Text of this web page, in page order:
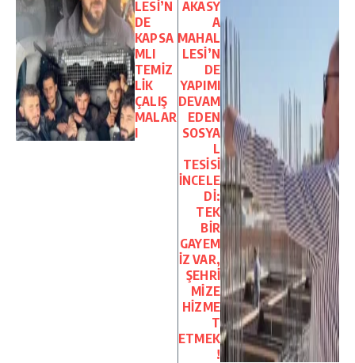
LESİ’N
DE
KAPSA
MLI
TEMİZ
LİK
ÇALIŞ
MALAR
I
AKASY
A
MAHAL
LESİ’N
DE
YAPIMI
DEVAM
EDEN
SOSYA
L
TESİSİ
İNCELE
Dİ:
TEK
BİR
GAYEM
İZ VAR,
ŞEHRİ
MİZE
HİZME
T
ETMEK
!